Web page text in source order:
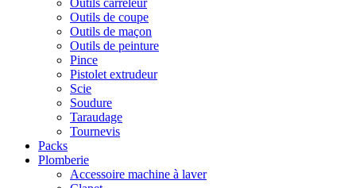
Outils carreleur
Outils de coupe
Outils de maçon
Outils de peinture
Pince
Pistolet extrudeur
Scie
Soudure
Taraudage
Tournevis
Packs
Plomberie
Accessoire machine à laver